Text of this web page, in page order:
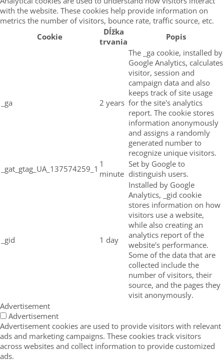
with the website. These cookies help provide information on
metrics the number of visitors, bounce rate, traffic source, etc.
Cookie
Dĺžka
trvania
Popis
_ga 2 years
The _ga cookie, installed by
Google Analytics, calculates
visitor, session and
campaign data and also
keeps track of site usage
for the site's analytics
report. The cookie stores
information anonymously
and assigns a randomly
generated number to
recognize unique visitors.
_gat_gtag_UA_137574259_1 1
minute
Set by Google to
distinguish users.
_gid 1 day
Installed by Google
Analytics, _gid cookie
stores information on how
visitors use a website,
while also creating an
analytics report of the
website's performance.
Some of the data that are
collected include the
number of visitors, their
source, and the pages they
visit anonymously.
Advertisement
Advertisement
Advertisement cookies are used to provide visitors with relevant
ads and marketing campaigns. These cookies track visitors
across websites and collect information to provide customized
ads.